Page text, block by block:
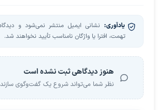
یادآوری: نشانی ایمیل منتشر نمی‌شود و
تهمت، افترا یا واژگان نامناسب تأیید نخواهند شد.
هنوز دیدگاهی ثبت نشده است
نظر شما می‌تواند شروع یک گفت‌وگوی